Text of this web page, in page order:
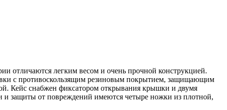
отличаются легким весом и очень прочной конструкцией.
с противоскользящим резиновым покрытием, защищающим
Кейс снабжен фиксатором открывания крышки и двумя
защиты от повреждений имеются четыре ножки из плотной,